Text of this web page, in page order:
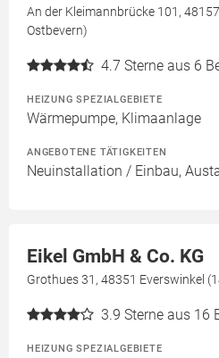
An der Kleimannbrücke 101,
Ostbevern)
4.7 Sterne aus 6
HEIZUNG SPEZIALGEBIETE
Wärmepumpe, Klimaanlage
ANGEBOTENE TÄTIGKEITEN
Neuinstallation / Einbau,
Eikel GmbH & Co. KG
Grothues 31, 48351 Everswinkel
3.9 Sterne aus 16
HEIZUNG SPEZIALGEBIETE